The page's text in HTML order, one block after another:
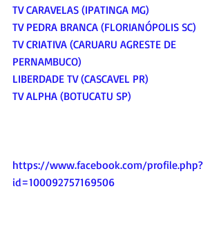
TV CARAVELAS (IPATINGA MG)
TV PEDRA BRANCA (FLORIANÓPOLIS SC)
TV CRIATIVA (CARUARU AGRESTE DE
PERNAMBUCO)
LIBERDADE TV (CASCAVEL PR)
TV ALPHA (BOTUCATU SP)
https://www.facebook.com/profile.php?
id=100092757169506